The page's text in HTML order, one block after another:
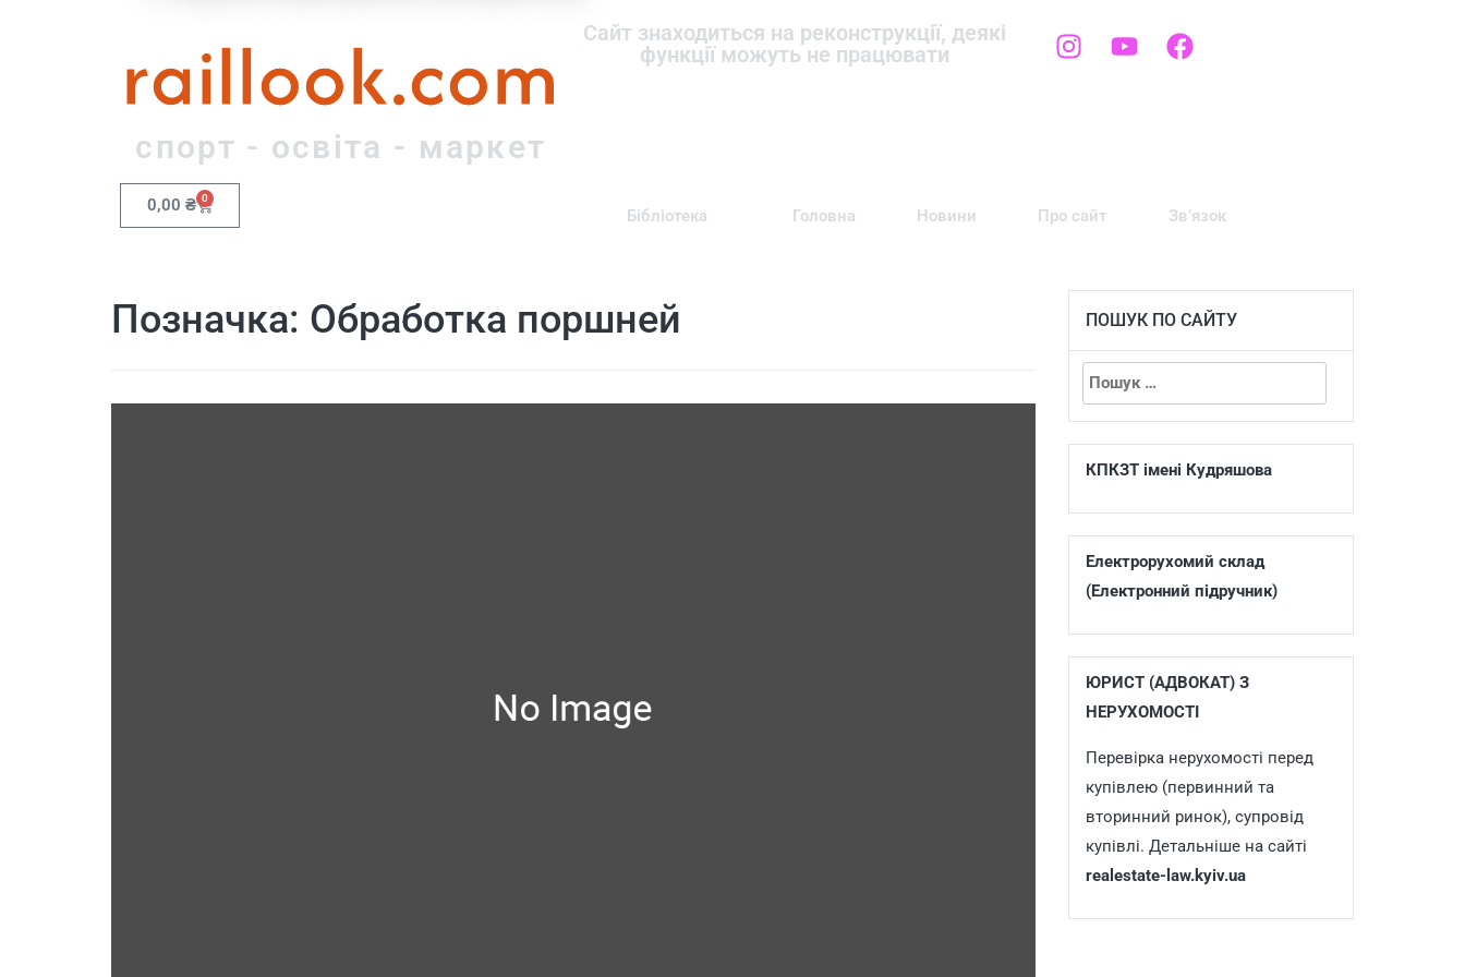
raillook.com
спорт - освіта - маркет
Сайт знаходиться на реконструкції, деякі
функції можуть не працювати
0,00 ₴ 0
Бібліотека Головна Новини Про сайт Зв’язок
Позначка: Обработка поршней ПОШУК ПО САЙТУ
КПКЗТ імені Кудряшова
Електрорухомий склад
(Електронний підручник)
ЮРИСТ (АДВОКАТ) З
НЕРУХОМОСТІ
Перевірка нерухомості перед
купівлею (первинний та
вторинний ринок), супровід
купівлі. Детальніше на сайті
realestate-law.kyiv.ua